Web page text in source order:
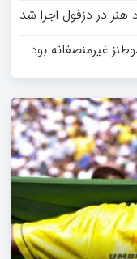
غیرمنصفانه بود